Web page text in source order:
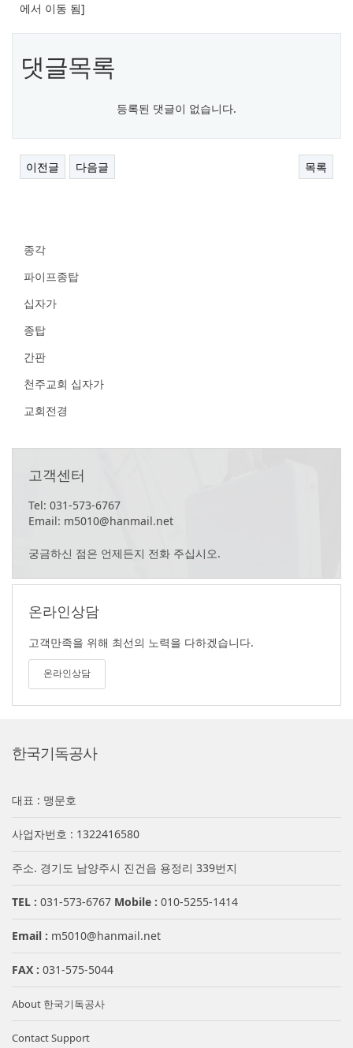
에서 이동 됨]
댓글목록
등록된 댓글이 없습니다.
이전글 다음글 목록
종각
파이프종탑
십자가
종탑
간판
천주교회 십자가
교회전경
고객센터
Tel: 031-573-6767
Email: m5010@hanmail.net
궁금하신 점은 언제든지 전화 주십시오.
온라인상담
고객만족을 위해 최선의 노력을 다하겠습니다.
온라인상담
한국기독공사
대표 : 맹문호
사업자번호 : 1322416580
주소. 경기도 남양주시 진건읍 용정리 339번지
TEL : 031-573-6767 Mobile : 010-5255-1414
Email : m5010@hanmail.net
FAX : 031-575-5044
About 한국기독공사
Contact Support